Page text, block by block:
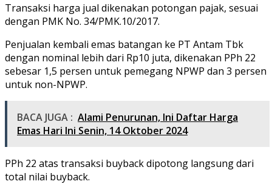
Transaksi harga jual dikenakan potongan pajak, sesuai
dengan PMK No. 34/PMK.10/2017.
Penjualan kembali emas batangan ke PT Antam Tbk
dengan nominal lebih dari Rp10 juta, dikenakan PPh 22
sebesar 1,5 persen untuk pemegang NPWP dan 3 persen
untuk non-NPWP.
BACA JUGA : Alami Penurunan, Ini Daftar Harga
Emas Hari Ini Senin, 14 Oktober 2024
PPh 22 atas transaksi buyback dipotong langsung dari
total nilai buyback.